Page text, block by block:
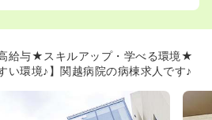
だくために残業は比較的少ない環
平均6時間程度になっています。
すが、新入職員は入職初日から最
給与★スキルアップ・学べる環境★
環境♪】関越病院の病棟求人です♪